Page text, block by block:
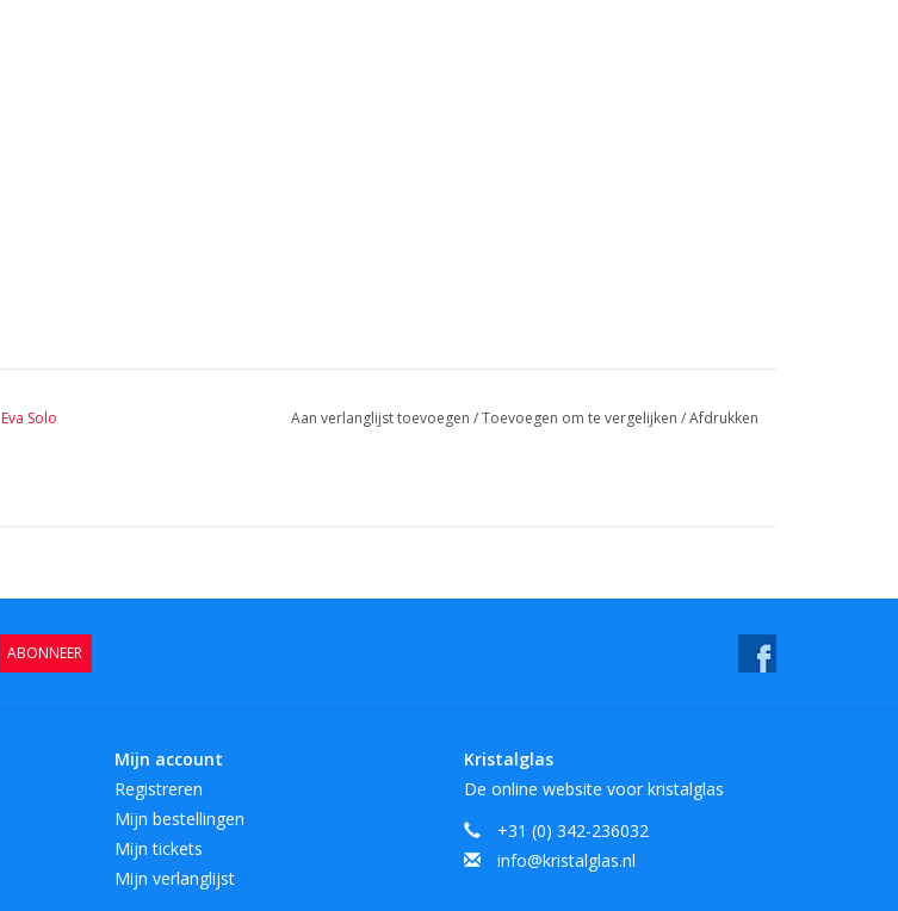
Eva Solo Aan verlanglijst toevoegen /Toevoegen om te vergelijken /Afdrukken
ABONNEER
Mijn account
Registreren
Mijn bestellingen
Mijn tickets
Mijn verlanglijst
Kristalglas
De online website voor kristalglas
+31 (0) 342-236032
info@kristalglas.nl